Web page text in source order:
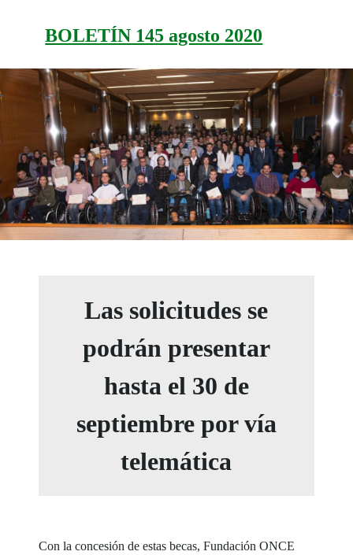
BOLETÍN 145 agosto 2020
Las solicitudes se
podrán presentar
hasta el 30 de
septiembre por vía
telemática
Con la concesión de estas becas, Fundación ONCE